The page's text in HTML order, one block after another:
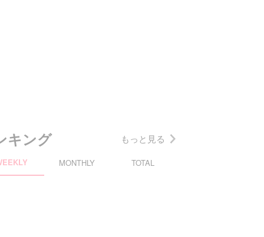
キング もっと見る
MONTHLY TOTAL